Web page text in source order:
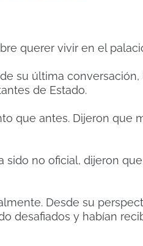
querer vivir en el
su última conversación,
de Estado.
que antes. Dijeron que
sido no oficial, dijeron
Desde su
desafiados y habían